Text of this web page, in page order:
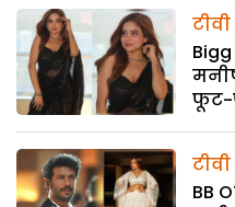
टीवी
फूट-
टीवी
BB